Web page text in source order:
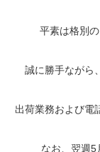
平素は格別
誠に勝手ながら、
出荷業務および電
なお、翌週5